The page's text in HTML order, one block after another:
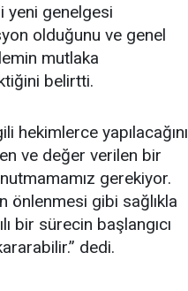
yeni genelgesi
olduğunu ve genel
mutlaka
belirtti.
hekimlerce yapılacağını
ve değer verilen bir
gerekiyor.
önlenmesi gibi sağlıkla
bir sürecin başlangıcı
dedi.